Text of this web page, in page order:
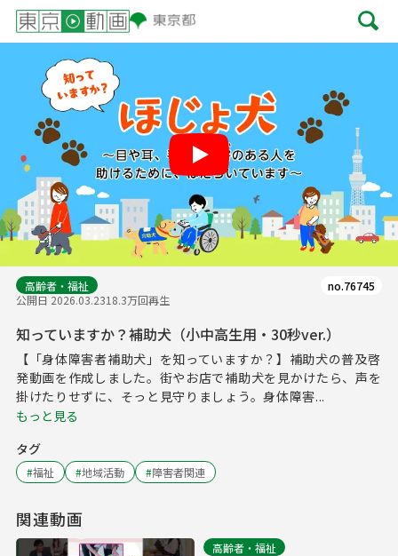
Play
高齢者・福祉
公開日 2026.03.2318.3万回再生
no.76745
知っていますか？補助犬（小中高生用・30秒ver.）
【「身体障害者補助犬」を知っていますか？】補助犬の普及啓
発動画を作成しました。街やお店で補助犬を見かけたら、声を
掛けたりせずに、そっと見守りましょう。身体障害...
もっと見る
タグ
#福祉 #地域活動 #障害者関連
関連動画
高齢者・福祉